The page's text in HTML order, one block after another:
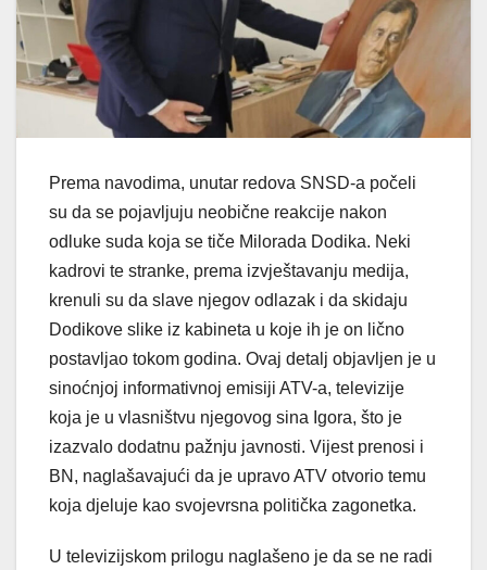
Prema navodima, unutar redova SNSD-a počeli
su da se pojavljuju neobične reakcije nakon
odluke suda koja se tiče Milorada Dodika. Neki
kadrovi te stranke, prema izvještavanju medija,
krenuli su da slave njegov odlazak i da skidaju
Dodikove slike iz kabineta u koje ih je on lično
postavljao tokom godina. Ovaj detalj objavljen je u
sinoćnjoj informativnoj emisiji ATV-a, televizije
koja je u vlasništvu njegovog sina Igora, što je
izazvalo dodatnu pažnju javnosti. Vijest prenosi i
BN, naglašavajući da je upravo ATV otvorio temu
koja djeluje kao svojevrsna politička zagonetka.
U televizijskom prilogu naglašeno je da se ne radi